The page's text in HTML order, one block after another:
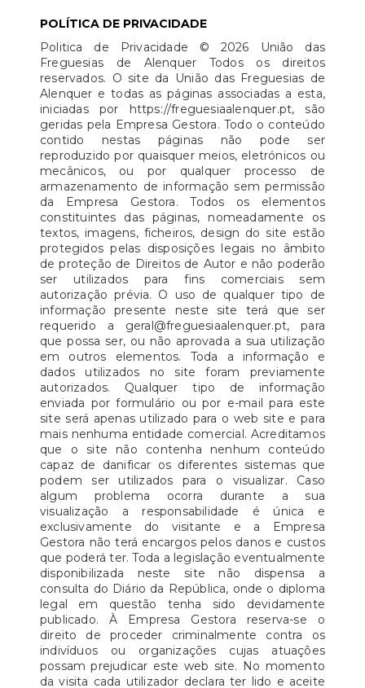
POLÍTICA DE PRIVACIDADE
Politica de Privacidade © 2026 União das
Freguesias de Alenquer Todos os direitos
reservados. O site da União das Freguesias de
Alenquer e todas as páginas associadas a esta,
iniciadas por https://freguesiaalenquer.pt, são
geridas pela Empresa Gestora. Todo o conteúdo
contido nestas páginas não pode ser
reproduzido por quaisquer meios, eletrónicos ou
mecânicos, ou por qualquer processo de
armazenamento de informação sem permissão
da Empresa Gestora. Todos os elementos
constituintes das páginas, nomeadamente os
textos, imagens, ficheiros, design do site estão
protegidos pelas disposições legais no âmbito
de proteção de Direitos de Autor e não poderão
ser utilizados para fins comerciais sem
autorização prévia. O uso de qualquer tipo de
informação presente neste site terá que ser
requerido a geral@freguesiaalenquer.pt, para
que possa ser, ou não aprovada a sua utilização
em outros elementos. Toda a informação e
dados utilizados no site foram previamente
autorizados. Qualquer tipo de informação
enviada por formulário ou por e-mail para este
site será apenas utilizado para o web site e para
mais nenhuma entidade comercial. Acreditamos
que o site não contenha nenhum conteúdo
capaz de danificar os diferentes sistemas que
podem ser utilizados para o visualizar. Caso
algum problema ocorra durante a sua
visualização a responsabilidade é única e
exclusivamente do visitante e a Empresa
Gestora não terá encargos pelos danos e custos
que poderá ter. Toda a legislação eventualmente
disponibilizada neste site não dispensa a
consulta do Diário da República, onde o diploma
legal em questão tenha sido devidamente
publicado. À Empresa Gestora reserva-se o
direito de proceder criminalmente contra os
indivíduos ou organizações cujas atuações
possam prejudicar este web site. No momento
da visita cada utilizador declara ter lido e aceite